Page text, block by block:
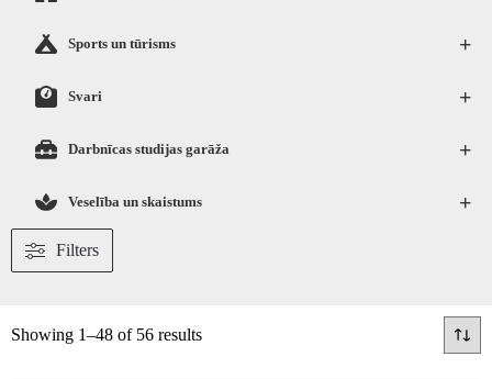
+
Sports un tūrisms
+
Svari
+
Darbnīcas studijas garāža
+
Veselība un skaistums
Filters
Showing 1–48 of 56 results